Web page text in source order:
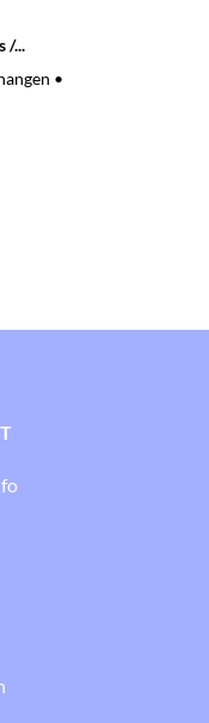
/...
•